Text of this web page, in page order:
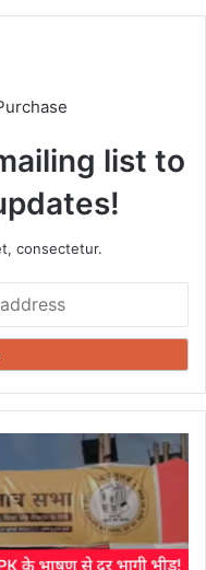
list to
consectetur.